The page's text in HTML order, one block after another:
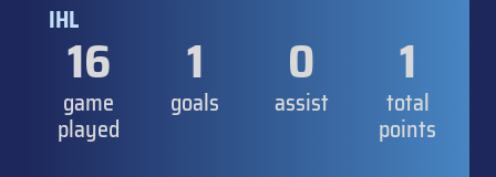
IHL
16
game
played
1
goals
0
assist
1
total
points